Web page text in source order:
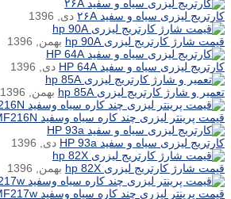
کارتریج لیزری سیاه و سفید ۲۶A
دی, 1396
قیمت شارژ کارتریج لیزری hp 90A
بهمن, 1396
کارتریج لیزری سیاه و سفید HP 64A
دی, 1396
تعمیر و شارژ کارتریج لیزری hp 85A
بهمن, 1396
قیمت پرینتر لیزری چند کاره سیاه وسفید canon MF216N
کارتریج لیزری سیاه و سفید HP 93a
دی, 1396
قیمت شارژ کارتریج لیزری hp 82X
بهمن, 1396
قیمت پرینتر لیزری چند کاره سیاه وسفید canon MF217w